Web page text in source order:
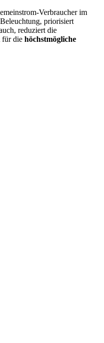
Verbraucher im
priorisiert
reduziert die
für die höchstmögliche